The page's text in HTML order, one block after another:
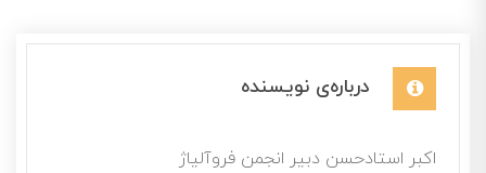
درباره‌ی نویسنده
اکبر استادحسن دبیر انجمن فروآلیاژ